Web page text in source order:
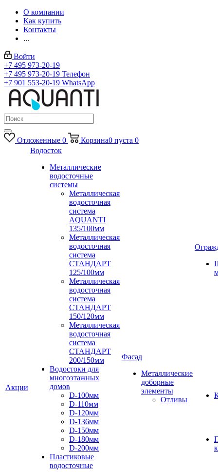
О компании
Как купить
Контакты
...
Войти
+7 495 973-20-19
+7 495 973-20-19 Телефон
+7 901 553-20-19 WhatsApp
Отложенные 0 Корзина0 пуста 0
Акции
Водосток
Металлические
водосточные
системы
Металлическая
водосточная
система
AQUANTI
135/100мм
Металлическая
водосточная
система
СТАНДАРТ
125/100мм
Металлическая
водосточная
система
СТАНДАРТ
150/120мм
Металлическая
водосточная
система
СТАНДАРТ
200/150мм
Водостоки для
многоэтажных
домов
D-100мм
D-110мм
D-120мм
D-136мм
D-150мм
D-180мм
D-200мм
Пластиковые
водосточные
Фасад
Металлические
доборные
элементы
Отливы